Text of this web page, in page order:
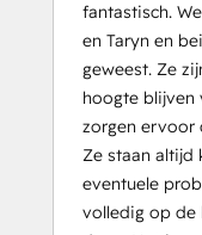
fantastisch.
en Taryn en
geweest. Ze
hoogte blijven
zorgen ervoor
Ze staan altijd
eventuele
volledig op de